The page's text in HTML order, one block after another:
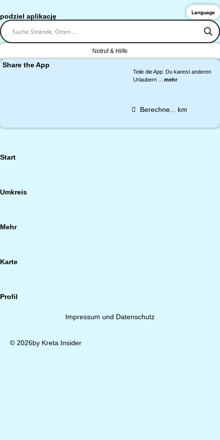
podziel aplikację
Notruf & Hilfe
Share the App
Teile die App: Du kannst anderen
Urlaubern ... mehr
Berechne... km
Start
Umkreis
Mehr
Karte
Profil
Impressum und Datenschutz
© 2026by Kreta Insider
Language